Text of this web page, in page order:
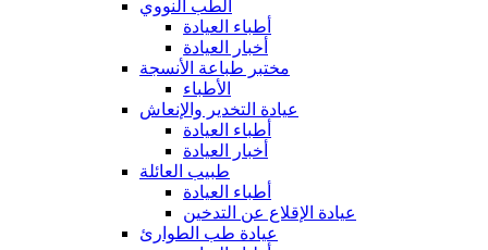
الطب النووي
أطباء العيادة
أخبار العيادة
مختبر طباعة الأنسجة
الأطباء
عيادة التخدير والإنعاش
أطباء العيادة
أخبار العيادة
طبيب العائلة
أطباء العيادة
عيادة الإقلاع عن التدخين
عيادة طب الطوارئ